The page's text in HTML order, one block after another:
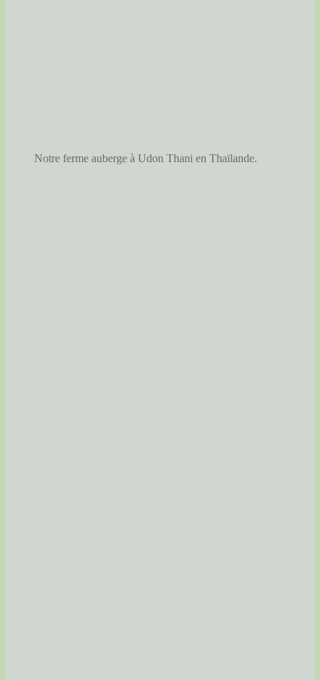
Notre ferme auberge à Udon Thani en Thaïlande.